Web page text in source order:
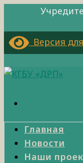
Версия
Главная
Новости
Наши